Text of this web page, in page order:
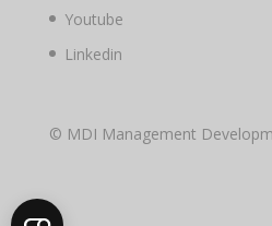
Youtube
Linkedin
© MDI Management